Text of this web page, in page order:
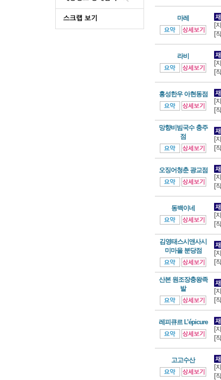
마레
[
[
라비
[
[
홍성한우 아현동점
[
[
망향비빔국수 충주
점
[
[
오징어청춘 광교점
[
[
동백이네
[
[
김영태스시앤사시
미마을 분당점
[
[
산본 원조장충왕족
발
[
[
레피큐르 L’épicure
[
[
고고수산
[
[